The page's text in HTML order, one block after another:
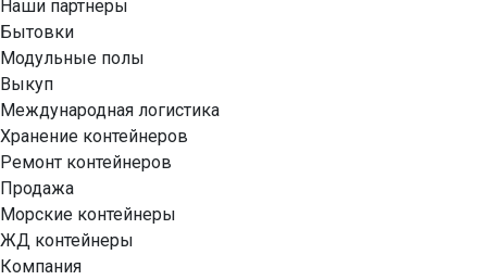
Наши партнеры
Бытовки
Модульные полы
Выкуп
Международная логистика
Хранение контейнеров
Ремонт контейнеров
Продажа
Морские контейнеры
ЖД контейнеры
Компания